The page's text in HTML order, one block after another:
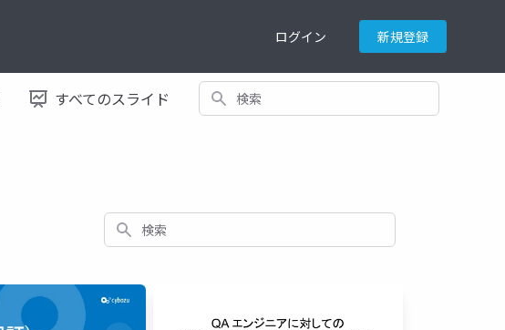
ログイン 新規登録
すべてのスライド 検索
検索